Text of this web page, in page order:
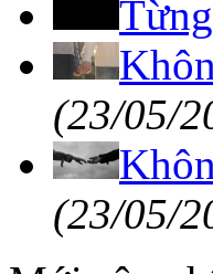
(23/05/
(23/05/